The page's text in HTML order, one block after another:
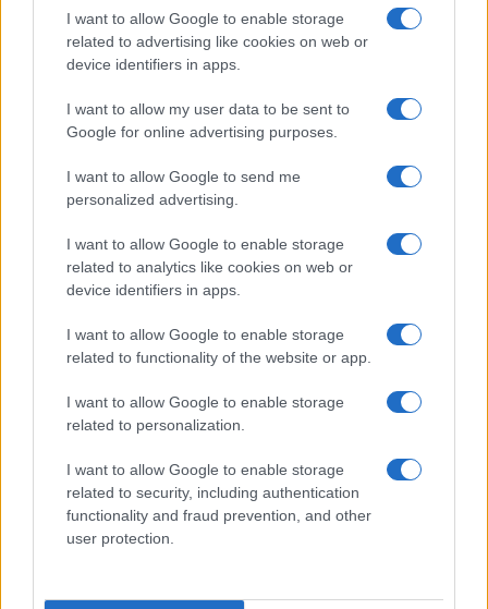
I want to allow Google to enable storage
related to advertising like cookies on web or
device identifiers in apps.
I want to allow my user data to be sent to
Google for online advertising purposes.
I want to allow Google to send me
personalized advertising.
I want to allow Google to enable storage
related to analytics like cookies on web or
device identifiers in apps.
I want to allow Google to enable storage
related to functionality of the website or app.
I want to allow Google to enable storage
related to personalization.
I want to allow Google to enable storage
related to security, including authentication
functionality and fraud prevention, and other
user protection.
Continua a leggere
Come iniziare il biathlon: formato gare, carabina e
sicurezza
Marco Tessari · 10 Ago 2026